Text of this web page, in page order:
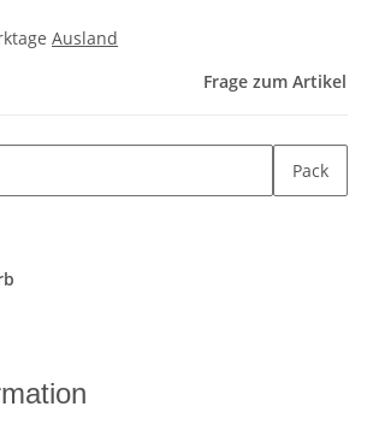
Ausland
Frage zum Artikel
Pack